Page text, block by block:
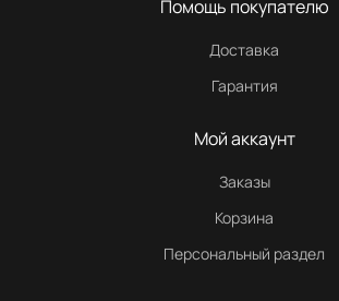
Помощь покупателю
Доставка
Гарантия
Мой аккаунт
Заказы
Корзина
Персональный раздел